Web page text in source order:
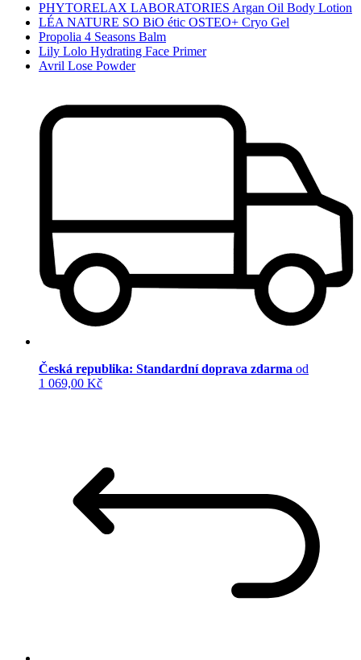
PHYTORELAX LABORATORIES Argan Oil Body Lotion
LÉA NATURE SO BiO étic OSTEO+ Cryo Gel
Propolia 4 Seasons Balm
Lily Lolo Hydrating Face Primer
Avril Lose Powder
Česká republika: Standardní doprava zdarma od
1 069,00 Kč